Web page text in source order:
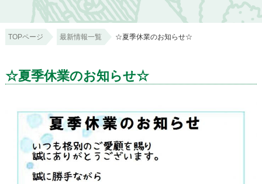
TOPページ 最新情報一覧 ☆夏季休業のお知らせ☆
☆夏季休業のお知らせ☆